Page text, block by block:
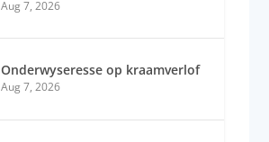
Aug 7, 2026
Onderwyseresse op kraamverlof
Aug 7, 2026